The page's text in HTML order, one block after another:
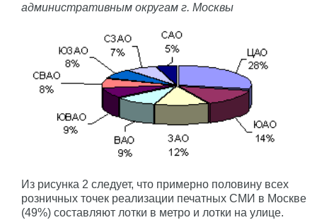
административным округам г. Москвы
Из рисунка 2 следует, что примерно половину всех
розничных точек реализации печатных СМИ в Москве
(49%) составляют лотки в метро и лотки на улице.